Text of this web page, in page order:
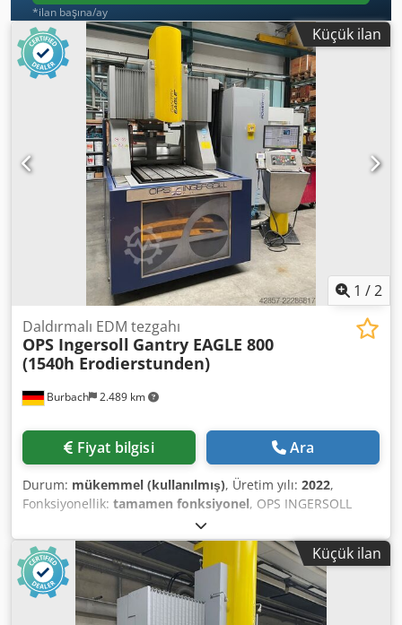
*ilan başına/ay
Küçük ilan
1 /2
Burbach 2.489 km
Daldırmalı EDM tezgahı
OPS Ingersoll Gantry EAGLE 800
(1540h Erodierstunden)
Fiyat bilgisi Ara
Durum: mükemmel (kullanılmış), Üretim yılı: 2022,
Fonksiyonellik: tamamen fonksiyonel, OPS INGERSOLL
GANTRY EAGLE 800 İmalat Yılı: 2022 Mükemmel durumda,
az kullanılmış (1540 saat erozyon çalışma süresi) EAGLE
Powertec PC/NC Kontrol Ünitesi 3060 Dokunmatik ekranlı
22" ekran PC/NC üzerinde MultiProg Powertec teknolojisi
ile programlama Powertec Easy Burn hızlı programlama
Powertec el tipi çok fonksiyonlu kontrol cihazı Powertec el
Küçük ilan